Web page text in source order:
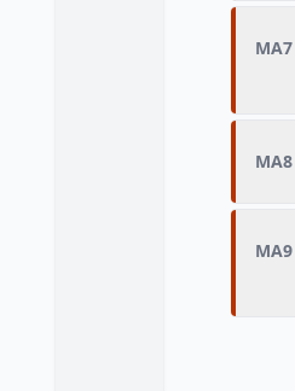
MA7
MA8
MA9